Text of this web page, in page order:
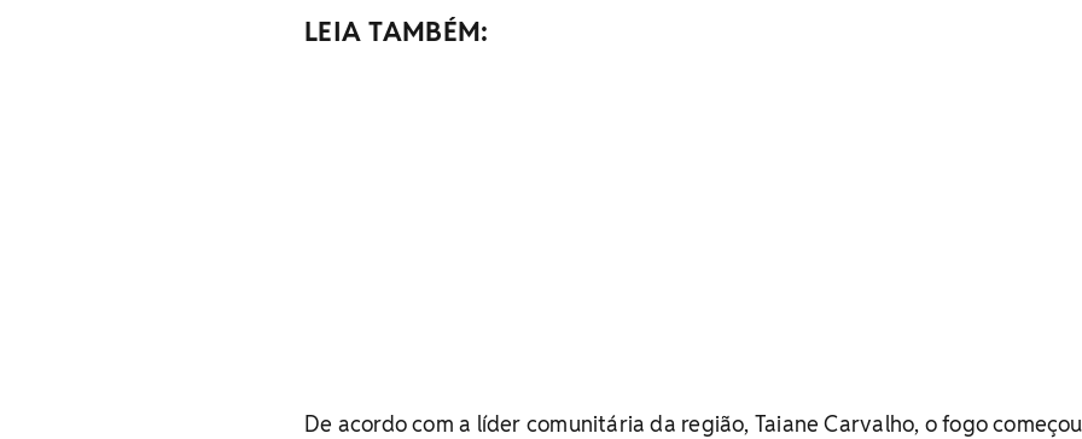
LEIA TAMBÉM:
De acordo com a líder comunitária da região, Taiane Carvalho, o fogo começou